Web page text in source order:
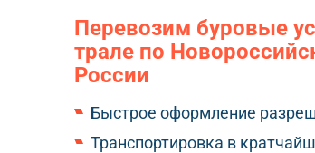
Перевозим буровые
трале по
России
Быстрое оформление
Транспортировка в